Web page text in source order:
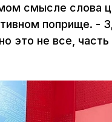
смысле слова
поприще. -
это не все, часть